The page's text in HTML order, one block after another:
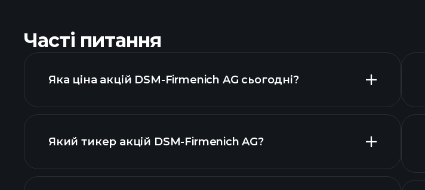
Часті питання
Яка ціна акцій DSM-Firmenich AG сьогодні?
розширеній діаграмі
Який тикер акцій DSM-Firmenich AG?